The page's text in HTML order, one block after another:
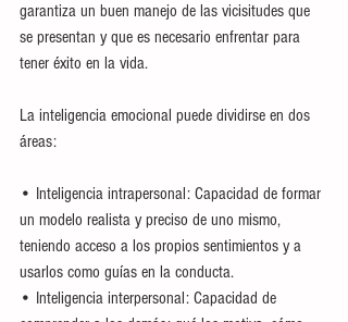
garantiza un buen manejo de las vicisitudes que
se presentan y que es necesario enfrentar para
tener éxito en la vida.
La inteligencia emocional puede dividirse en dos
áreas:
• Inteligencia intrapersonal: Capacidad de formar
un modelo realista y preciso de uno mismo,
teniendo acceso a los propios sentimientos y a
usarlos como guías en la conducta.
• Inteligencia interpersonal: Capacidad de